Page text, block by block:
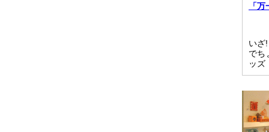
「
いざ
でち
ッズ